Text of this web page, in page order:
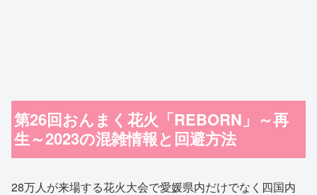
第26回おんまく花火「REBORN」～再
生～2023の混雑情報と回避方法
28万人が来場する花火大会で愛媛県内だけでなく四国内